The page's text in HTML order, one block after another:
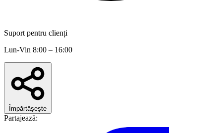
Suport pentru clienți
Lun-Vin 8:00 – 16:00
Împărtășește
Partajează: